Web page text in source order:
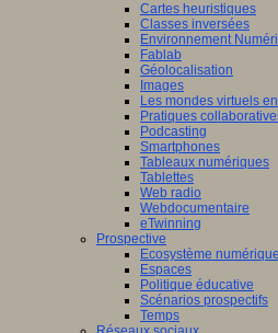
Cartes heuristiques
Classes inversées
Environnement
Fablab
Géolocalisation
Images
Les mondes virtuels
Pratiques
Podcasting
Smartphones
Tableaux numériques
Tablettes
Web radio
Webdocumentaire
eTwinning
Prospective
Ecosystème numérique
Espaces
Politique éducative
Scénarios prospectifs
Temps